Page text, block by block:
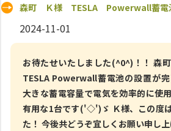
森町 Ｋ様 TESLA Powerwall蓄電
2024-11-01
お待たせいたしました(^0^)！！ 森
TESLA Powerwall蓄電池の設置が
大きな蓄電容量で電気を効率的に使
有用な1台です('◇')ゞ Ｋ様、この度
た！ 今後共どうぞ宜しくお願い申し上